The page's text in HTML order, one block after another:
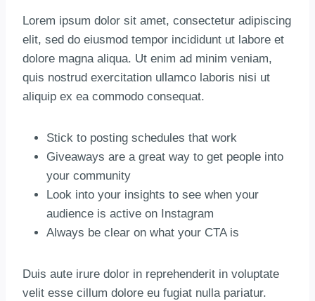
Lorem ipsum dolor sit amet, consectetur adipiscing
elit, sed do eiusmod tempor incididunt ut labore et
dolore magna aliqua. Ut enim ad minim veniam,
quis nostrud exercitation ullamco laboris nisi ut
aliquip ex ea commodo consequat.
Stick to posting schedules that work
Giveaways are a great way to get people into
your community
Look into your insights to see when your
audience is active on Instagram
Always be clear on what your CTA is
Duis aute irure dolor in reprehenderit in voluptate
velit esse cillum dolore eu fugiat nulla pariatur.